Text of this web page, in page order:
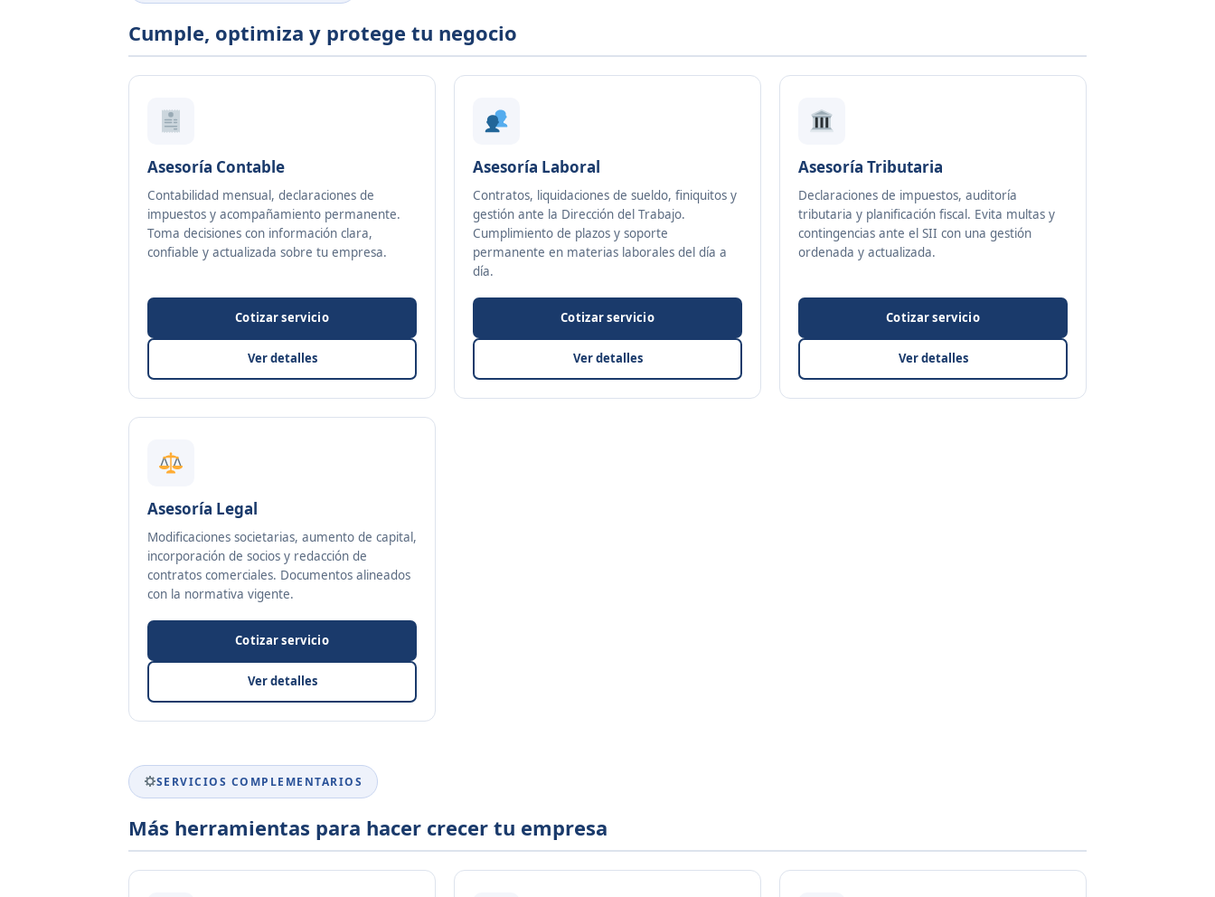
Cumple, optimiza y protege tu negocio
Asesoría Contable
Contabilidad mensual, declaraciones de
impuestos y acompañamiento permanente.
Toma decisiones con información clara,
confiable y actualizada sobre tu empresa.
Cotizar servicio
Ver detalles
Asesoría Laboral
Contratos, liquidaciones de sueldo, finiquitos y
gestión ante la Dirección del Trabajo.
Cumplimiento de plazos y soporte
permanente en materias laborales del día a
día.
Cotizar servicio
Ver detalles
Asesoría Tributaria
Declaraciones de impuestos, auditoría
tributaria y planificación fiscal. Evita multas y
contingencias ante el SII con una gestión
ordenada y actualizada.
Cotizar servicio
Ver detalles
Asesoría Legal
Modificaciones societarias, aumento de capital,
incorporación de socios y redacción de
contratos comerciales. Documentos alineados
con la normativa vigente.
Cotizar servicio
Ver detalles
SERVICIOS COMPLEMENTARIOS
Más herramientas para hacer crecer tu empresa